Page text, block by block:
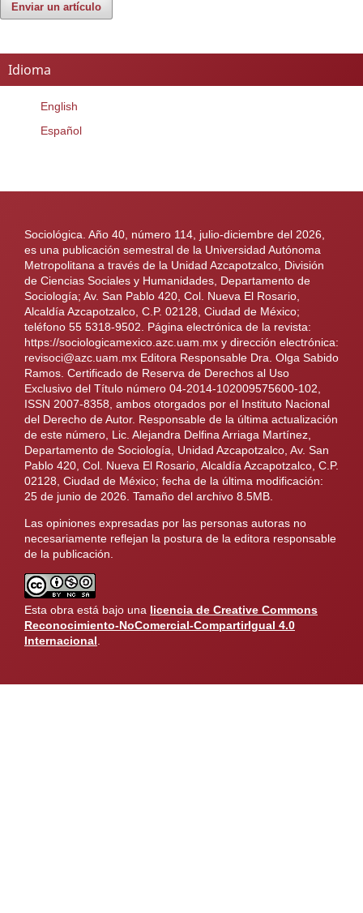
Enviar un artículo
Idioma
English
Español
Sociológica. Año 40, número 114, julio-diciembre del 2026,
es una publicación semestral de la Universidad Autónoma
Metropolitana a través de la Unidad Azcapotzalco, División
de Ciencias Sociales y Humanidades, Departamento de
Sociología; Av. San Pablo 420, Col. Nueva El Rosario,
Alcaldía Azcapotzalco, C.P. 02128, Ciudad de México;
teléfono 55 5318-9502. Página electrónica de la revista:
https://sociologicamexico.azc.uam.mx y dirección electrónica:
revisoci@azc.uam.mx Editora Responsable Dra. Olga Sabido
Ramos. Certificado de Reserva de Derechos al Uso
Exclusivo del Título número 04-2014-102009575600-102,
ISSN 2007-8358, ambos otorgados por el Instituto Nacional
del Derecho de Autor. Responsable de la última actualización
de este número, Lic. Alejandra Delfina Arriaga Martínez,
Departamento de Sociología, Unidad Azcapotzalco, Av. San
Pablo 420, Col. Nueva El Rosario, Alcaldía Azcapotzalco, C.P.
02128, Ciudad de México; fecha de la última modificación:
25 de junio de 2026. Tamaño del archivo 8.5MB.
Las opiniones expresadas por las personas autoras no
necesariamente reflejan la postura de la editora responsable
de la publicación.
Esta obra está bajo una licencia de Creative Commons
Reconocimiento-NoComercial-CompartirIgual 4.0
Internacional.